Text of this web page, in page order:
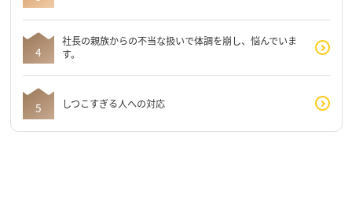
社長の親族からの不当な扱いで体調を崩し、悩んでいま
す。
しつこすぎる人への対応